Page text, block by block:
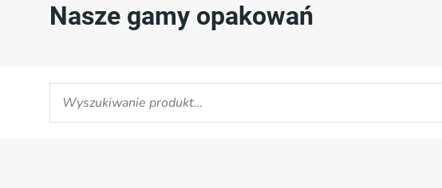
Nasze gamy opakowań
Państwu opakowania dostosowane do …Czytać dalej